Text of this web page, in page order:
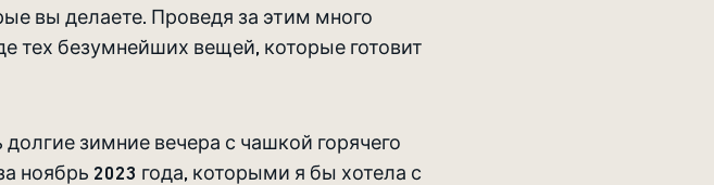
вы делаете. Проведя за этим много
тех безумнейших вещей, которые готовит
зимние вечера с чашкой горячего
ноябрь 2023 года, которыми я бы хотела с